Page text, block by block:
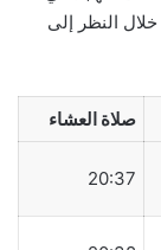
النظر إلى
صلاة العشاء
20:37